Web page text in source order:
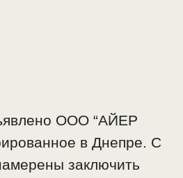
ООО “АЙЕР
в Днепре. С
заключить